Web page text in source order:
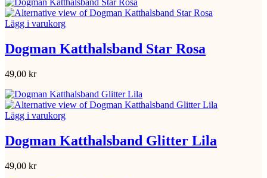
Lägg i varukorg
Dogman Katthalsband Star Rosa
49,00 kr
Lägg i varukorg
Dogman Katthalsband Glitter Lila
49,00 kr